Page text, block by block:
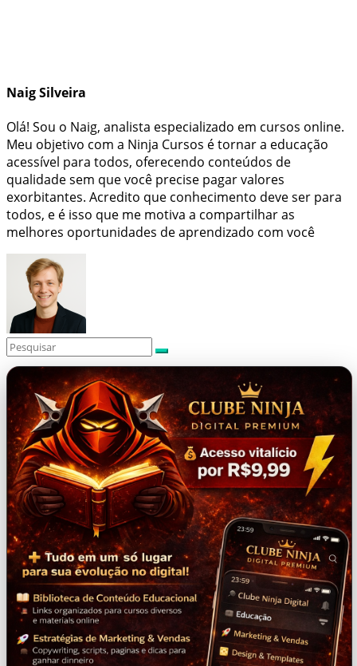
Naig Silveira
Olá! Sou o Naig, analista especializado em cursos online.
Meu objetivo com a Ninja Cursos é tornar a educação
acessível para todos, oferecendo conteúdos de
qualidade sem que você precise pagar valores
exorbitantes. Acredito que conhecimento deve ser para
todos, e é isso que me motiva a compartilhar as
melhores oportunidades de aprendizado com você